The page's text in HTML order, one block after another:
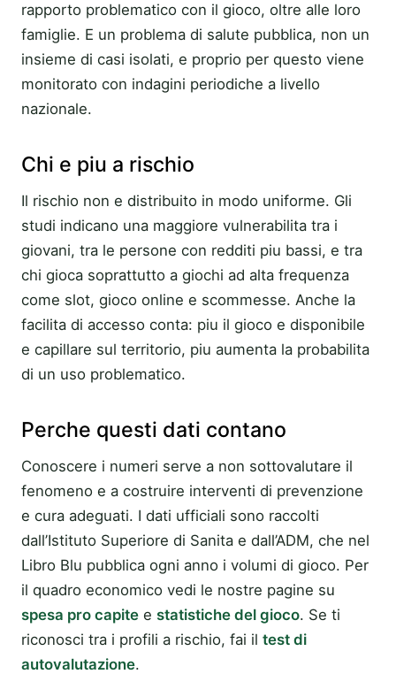
rapporto problematico con il gioco, oltre alle loro
famiglie. E un problema di salute pubblica, non un
insieme di casi isolati, e proprio per questo viene
monitorato con indagini periodiche a livello
nazionale.
Chi e piu a rischio
Il rischio non e distribuito in modo uniforme. Gli
studi indicano una maggiore vulnerabilita tra i
giovani, tra le persone con redditi piu bassi, e tra
chi gioca soprattutto a giochi ad alta frequenza
come slot, gioco online e scommesse. Anche la
facilita di accesso conta: piu il gioco e disponibile
e capillare sul territorio, piu aumenta la probabilita
di un uso problematico.
Perche questi dati contano
Conoscere i numeri serve a non sottovalutare il
fenomeno e a costruire interventi di prevenzione
e cura adeguati. I dati ufficiali sono raccolti
dall’Istituto Superiore di Sanita e dall’ADM, che nel
Libro Blu pubblica ogni anno i volumi di gioco. Per
il quadro economico vedi le nostre pagine su
spesa pro capite e statistiche del gioco. Se ti
riconosci tra i profili a rischio, fai il test di
autovalutazione.